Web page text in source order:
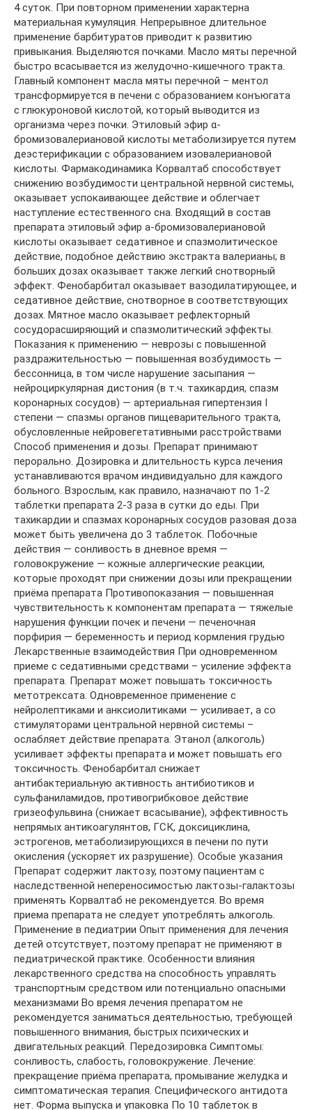
4 суток. При повторном применении характерна
материальная кумуляция. Непрерывное длительное
применение барбитуратов приводит к развитию
привыкания. Выделяются почками. Масло мяты перечной
быстро всасывается из желудочно-кишечного тракта.
Главный компонент масла мяты перечной – ментол
трансформируется в печени с образованием конъюгата
с глюкуроновой кислотой, который выводится из
организма через почки. Этиловый эфир α-
бромизовалериановой кислоты метаболизируется путем
деэстерификации с образованием изовалериановой
кислоты. Фармакодинамика Корвалтаб способствует
снижению возбудимости центральной нервной системы,
оказывает успокаивающее действие и облегчает
наступление естественного сна. Входящий в состав
препарата этиловый эфир a-бромизовалериановой
кислоты оказывает седативное и спазмолитическое
действие, подобное действию экстракта валерианы; в
больших дозах оказывает также легкий снотворный
эффект. Фенобарбитал оказывает вазодилатирующее, и
седативное действие, снотворное в соответствующих
дозах. Мятное масло оказывает рефлекторный
сосудорасширяющий и спазмолитический эффекты.
Показания к применению — неврозы с повышенной
раздражительностью — повышенная возбудимость —
бессонница, в том числе нарушение засыпания —
нейроциркулярная дистония (в т.ч. тахикардия, спазм
коронарных сосудов) — артериальная гипертензия I
степени — спазмы органов пищеварительного тракта,
обусловленные нейровегетативными расстройствами
Способ применения и дозы. Препарат принимают
перорально. Дозировка и длительность курса лечения
устанавливаются врачом индивидуально для каждого
больного. Взрослым, как правило, назначают по 1-2
таблетки препарата 2-3 раза в сутки до еды. При
тахикардии и спазмах коронарных сосудов разовая доза
может быть увеличена до 3 таблеток. Побочные
действия — сонливость в дневное время —
головокружение — кожные аллергические реакции,
которые проходят при снижении дозы или прекращении
приёма препарата Противопоказания — повышенная
чувствительность к компонентам препарата — тяжелые
нарушения функции почек и печени — печеночная
порфирия — беременность и период кормления грудью
Лекарственные взаимодействия При одновременном
приеме с седативными средствами – усиление эффекта
препарата. Препарат может повышать токсичность
метотрексата. Одновременное применение с
нейролептиками и анксиолитиками — усиливает, а со
стимуляторами центральной нервной системы –
ослабляет действие препарата. Этанол (алкоголь)
усиливает эффекты препарата и может повышать его
токсичность. Фенобарбитал снижает
антибактериальную активность антибиотиков и
сульфаниламидов, противогрибковое действие
гризеофульвина (снижает всасывание), эффективность
непрямых антикоагулянтов, ГСК, доксициклина,
эстрогенов, метаболизирующихся в печени по пути
окисления (ускоряет их разрушение). Особые указания
Препарат содержит лактозу, поэтому пациентам с
наследственной непереносимостью лактозы-галактозы
применять Корвалтаб не рекомендуется. Во время
приема препарата не следует употреблять алкоголь.
Применение в педиатрии Опыт применения для лечения
детей отсутствует, поэтому препарат не применяют в
педиатрической практике. Особенности влияния
лекарственного средства на способность управлять
транспортным средством или потенциально опасными
механизмами Во время лечения препаратом не
рекомендуется заниматься деятельностью, требующей
повышенного внимания, быстрых психических и
двигательных реакций. Передозировка Симптомы:
сонливость, слабость, головокружение. Лечение:
прекращение приёма препарата, промывание желудка и
симптоматическая терапия. Специфического антидота
нет. Форма выпуска и упаковка По 10 таблеток в